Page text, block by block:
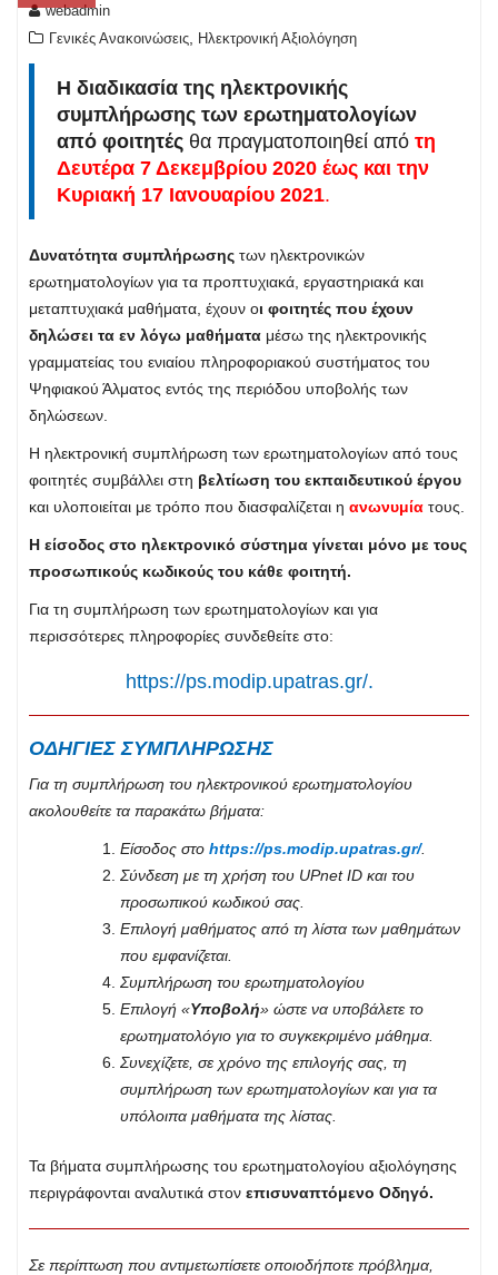
webadmin
Γενικές Ανακοινώσεις
Ηλεκτρονική Αξιολόγηση
Η διαδικασία της ηλεκτρονικής
συμπλήρωσης των ερωτηματολογίων
από φοιτητές θα πραγματοποιηθεί από τη
Δευτέρα 7 Δεκεμβρίου 2020 έως και την
Κυριακή 17 Ιανουαρίου 2021.
Δυνατότητα συμπλήρωσης των ηλεκτρονικών
ερωτηματολογίων για τα προπτυχιακά, εργαστηριακά και
μεταπτυχιακά μαθήματα, έχουν οι φοιτητές που έχουν
δηλώσει τα εν λόγω μαθήματα μέσω της ηλεκτρονικής
γραμματείας του ενιαίου πληροφοριακού συστήματος του
Ψηφιακού Άλματος εντός της περιόδου υποβολής των
δηλώσεων.
Η ηλεκτρονική συμπλήρωση των ερωτηματολογίων από τους
φοιτητές συμβάλλει στη βελτίωση του εκπαιδευτικού έργου
και υλοποιείται με τρόπο που διασφαλίζεται η ανωνυμία τους.
Η είσοδος στο ηλεκτρονικό σύστημα γίνεται μόνο με τους
προσωπικούς κωδικούς του κάθε φοιτητή.
Για τη συμπλήρωση των ερωτηματολογίων και για
περισσότερες πληροφορίες συνδεθείτε στο:
https://ps.modip.upatras.gr/.
ΟΔΗΓΙΕΣ ΣΥΜΠΛΗΡΩΣΗΣ
Για τη συμπλήρωση του ηλεκτρονικού ερωτηματολογίου
ακολουθείτε τα παρακάτω βήματα:
Είσοδος στο https://ps.modip.upatras.gr/.
Σύνδεση με τη χρήση του UPnet ID και του
προσωπικού κωδικού σας.
Επιλογή μαθήματος από τη λίστα των μαθημάτων
που εμφανίζεται.
Συμπλήρωση του ερωτηματολογίου
Επιλογή «Υποβολή» ώστε να υποβάλετε το
ερωτηματολόγιο για το συγκεκριμένο μάθημα.
Συνεχίζετε, σε χρόνο της επιλογής σας, τη
συμπλήρωση των ερωτηματολογίων και για τα
υπόλοιπα μαθήματα της λίστας.
Τα βήματα συμπλήρωσης του ερωτηματολογίου αξιολόγησης
περιγράφονται αναλυτικά στον επισυναπτόμενο Οδηγό.
Σε περίπτωση που αντιμετωπίσετε οποιοδήποτε πρόβλημα,